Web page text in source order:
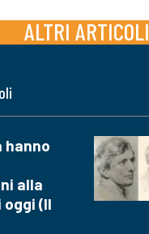
ALTRI ARTICOLI
hanno
alla
oggi (II